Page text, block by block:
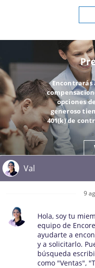
Encontrarás
opciones
generoso
401(k) de
comerciales de terceros se
respectivos dueños. Todos
considerados para el
orientación sexual,
discapacidad, condición
embarazo, información